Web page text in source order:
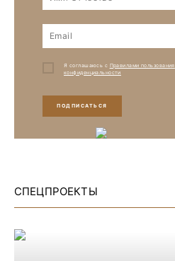
Я соглашаюсь с Правилами пользования
конфиденциальности
ПОДПИСАТЬСЯ
СПЕЦПРОЕКТЫ